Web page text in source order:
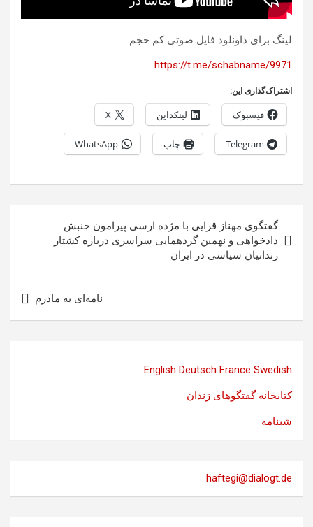
لینگ برای داونلود فایل صوتی کم حجم
https://t.me/schabname/9971
اشتراک‌گذاری این:
فیسبوک لینکداین X
Telegram چاپ WhatsApp
راهبری
نوشته
گفتگوی مهناز قرایی با مژده ارسی پیرامون جنبش
دادخواهی و نهمین گردهمایی سراسری درباره کشتار
زندانیان سیاسی در ایران
نامه‌ای به مادرم
English Deutsch France Swedish
کتابخانه گفتگوهای زندان
شبنامه
haftegi@dialogt.de